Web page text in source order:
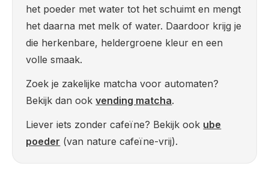
het poeder met water tot het schuimt en mengt
het daarna met melk of water. Daardoor krijg je
die herkenbare, heldergroene kleur en een
volle smaak.
Zoek je zakelijke matcha voor automaten?
Bekijk dan ookvending matcha.
Liever iets zonder cafeïne? Bekijk ook ube
poeder (van nature cafeïne-vrij).